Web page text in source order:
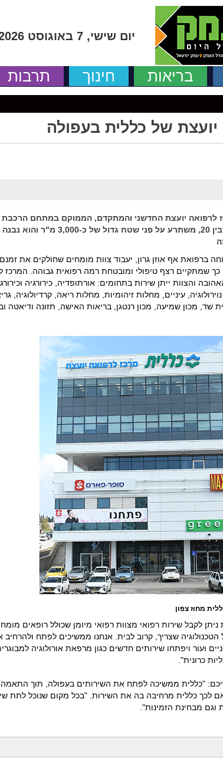
יום שישי, 7 באוגוסט 2026
בריאות חינוך תרבות
של כללית בעפולה
לרפואה יועצת החדשני והמתקדם, הממוקם במתחם הרכבת
הקאנטרי בעיר), ברחוב שדרות יצחק רבין 20, משתרע על פני שטח גדול של כ-
ברפואת אף אוזן גרון, יעבוד צוות מומחים שחולקים את זמנם
שמתקיים רצף טיפולי ומובטחת רמה רפואית גבוהה. המרכז
והצוות ייתן שירות בתחומים: אורתופדיה, כירורגיה
עיניים, מחלות זיהומיות, מחלות ריאה, קרדיולוגיה,
שד, מכון שמיעה, מכון רנטגן, בריאות האישה, תזונה ודיאטה
מחוז צפון
לקבל שירות רפואי מצוות רפואי מיומן שכולל רופאים
הטכנולוגיה שצריך, קרוב לבית. אנחנו ממשיכים לפתח ולהרחיב
ועור ויפתחו שירותים חדשים כגון מרפאת אורולוגיה
כרונית".
סיכם: "כללית ממשיכה לפתח את השירותים בעפולה, תוך התאמה
כללית מרחיבה בה את השירות. "בכל מקום שנוכל לתת
מבחינת הזמינות".